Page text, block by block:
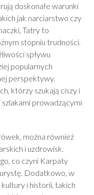
doskonałe warunki
jak narciarstwo czy
Tatry to
stopniu trudności.
spływu
popularnych
perspektywy.
którzy szukają ciszy i
prowadzącymi
można również
i uzdrowisk.
co czyni Karpaty
Dodatkowo, w
i historii, takich